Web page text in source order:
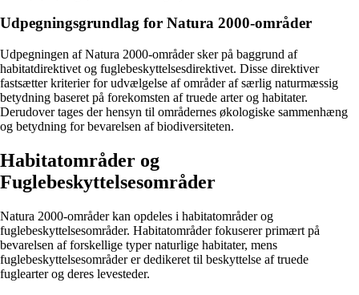
Udpegningsgrundlag for Natura 2000-områder
Udpegningen af Natura 2000-områder sker på baggrund af
habitatdirektivet og fuglebeskyttelsesdirektivet. Disse direktiver
fastsætter kriterier for udvælgelse af områder af særlig naturmæssig
betydning baseret på forekomsten af truede arter og habitater.
Derudover tages der hensyn til områdernes økologiske sammenhæng
og betydning for bevarelsen af biodiversiteten.
Habitatområder og
Fuglebeskyttelsesområder
Natura 2000-områder kan opdeles i habitatområder og
fuglebeskyttelsesområder. Habitatområder fokuserer primært på
bevarelsen af forskellige typer naturlige habitater, mens
fuglebeskyttelsesområder er dedikeret til beskyttelse af truede
fuglearter og deres levesteder.